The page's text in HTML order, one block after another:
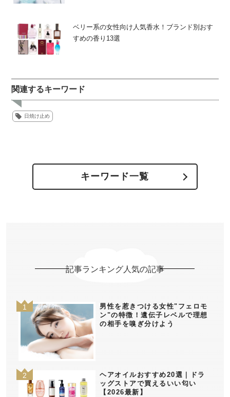
ベリー系の女性向け人気香水！ブランド別おす
すめの香り13選
関連するキーワード
日焼け止め
キーワード一覧
記事ランキング人気の記事
男性を惹きつける女性"フェロモ
ン"の特徴！遺伝子レベルで理想
の相手を嗅ぎ分けよう
ヘアオイルおすすめ20選｜ドラ
ッグストアで買えるいい匂い
【2026最新】